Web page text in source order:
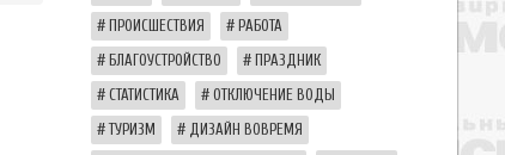
ПРОИСШЕСТВИЯ РАБОТА
БЛАГОУСТРОЙСТВО ПРАЗДНИК
СТАТИСТИКА ОТКЛЮЧЕНИЕ ВОДЫ
ТУРИЗМ ДИЗАЙН ВОВРЕМЯ